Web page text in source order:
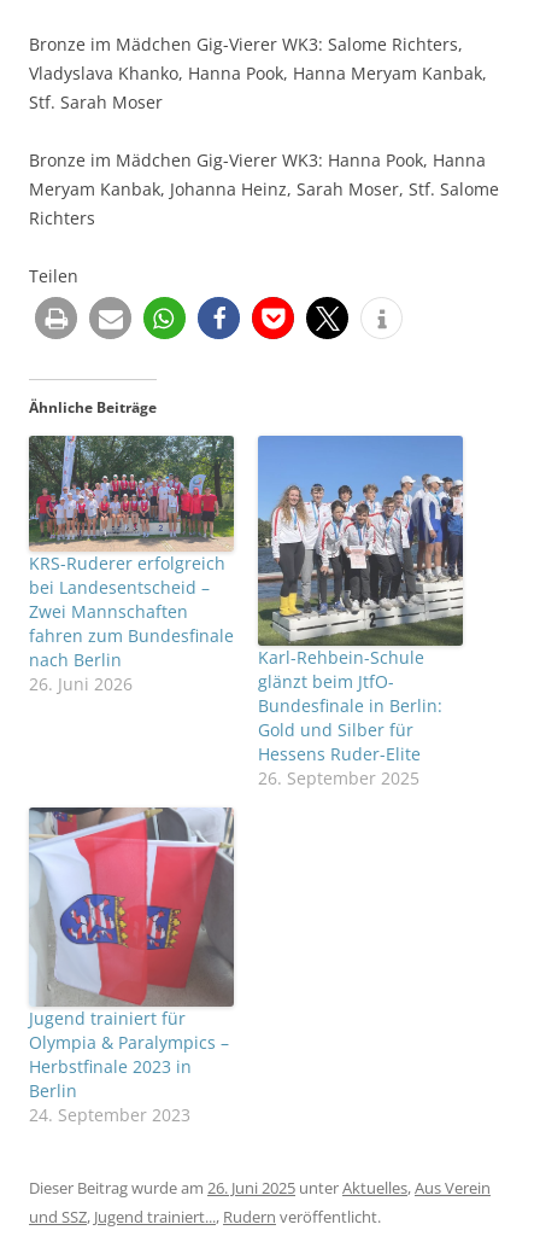
Bronze im Mädchen Gig-Vierer WK3: Salome Richters,
Vladyslava Khanko, Hanna Pook, Hanna Meryam Kanbak,
Stf. Sarah Moser
Bronze im Mädchen Gig-Vierer WK3: Hanna Pook, Hanna
Meryam Kanbak, Johanna Heinz, Sarah Moser, Stf. Salome
Richters
Teilen
Ähnliche Beiträge
KRS-Ruderer erfolgreich
bei Landesentscheid –
Zwei Mannschaften
fahren zum Bundesfinale
nach Berlin
26. Juni 2026
Karl-Rehbein-Schule
glänzt beim JtfO-
Bundesfinale in Berlin:
Gold und Silber für
Hessens Ruder-Elite
26. September 2025
Jugend trainiert für
Olympia & Paralympics –
Herbstfinale 2023 in
Berlin
24. September 2023
Dieser Beitrag wurde am 26. Juni 2025 unterAktuelles,Aus Verein
und SSZ, Jugend trainiert..., Rudern veröffentlicht.